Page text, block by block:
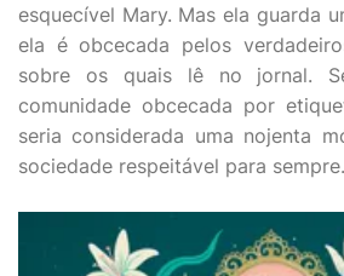
esquecível Mary. Mas ela guarda
ela é obcecada pelos
sobre os quais lê no jornal.
comunidade obcecada por
seria considerada uma nojenta
sociedade respeitável para sempre.